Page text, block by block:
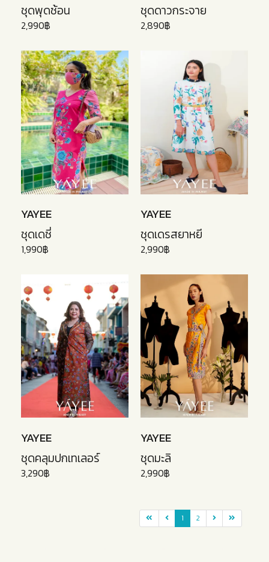
ชุดพุดซ้อน
2,990฿
ชุดดาวกระจาย
2,890฿
YAYEE
ชุดเดซี่
1,990฿
YAYEE
ชุดเดรสยาหยี
2,990฿
YAYEE
ชุดคลุมปกเทเลอร์
3,290฿
YAYEE
ชุดมะลิ
2,990฿
1 2